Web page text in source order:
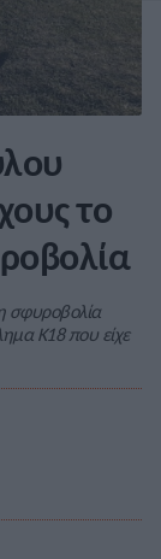
το
σφυροβολία
Κ18 που είχε